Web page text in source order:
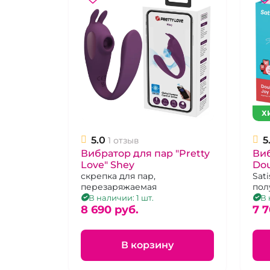
5.0 1 отзыв
Вибратор для пар "Pretty
Love" Shey
скрепка для пар,
перезаряжаемая
В наличии: 1 шт.
8 690 pуб.
В корзину
В
7